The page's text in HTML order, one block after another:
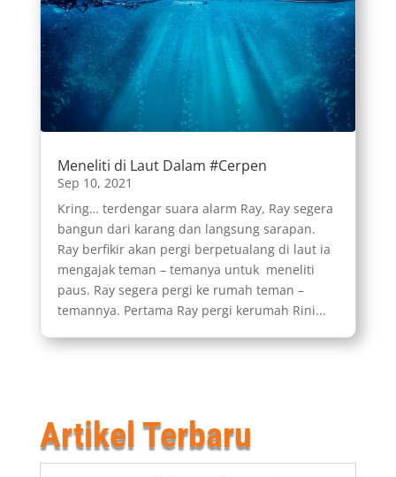
Meneliti di Laut Dalam #Cerpen
Sep 10, 2021
Kring… terdengar suara alarm Ray, Ray segera
bangun dari karang dan langsung sarapan.
Ray berfikir akan pergi berpetualang di laut ia
mengajak teman – temanya untuk meneliti
paus. Ray segera pergi ke rumah teman –
temannya. Pertama Ray pergi kerumah Rini...
Artikel Terbaru